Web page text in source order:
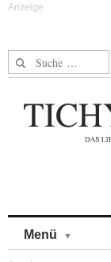
Suche nach:
Menü